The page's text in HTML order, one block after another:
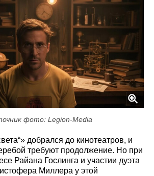
фото: Legion-Media
добрался до кинотеатров, и
требуют продолжение. Но при
Райана Гослинга и участии дуэта
Миллера у этой